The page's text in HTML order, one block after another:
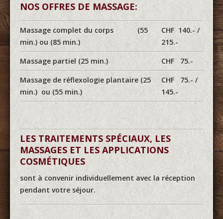
NOS OFFRES DE MASSAGE:
Massage complet du corps (55
min.) ou (85 min.)
CHF 140.- /
215.-
Massage partiel (25 min.)
CHF 75.-
Massage de réflexologie plantaire (25
min.) ou (55 min.)
CHF 75.- /
145.-
LES TRAITEMENTS SPÉCIAUX, LES
MASSAGES ET LES APPLICATIONS
COSMÉTIQUES
sont à convenir individuellement avec la réception
pendant votre séjour.